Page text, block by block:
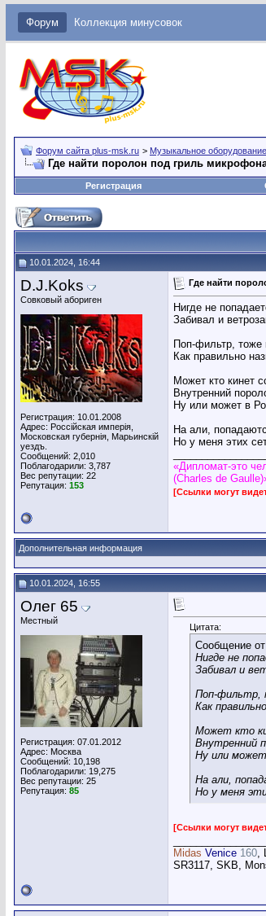
Форум Коллекция минусовок
Форум сайта plus-msk.ru > Музыкальное оборудование
Где найти поролон под гриль
Регистрация
10.01.2024, 16:44
D.J.Koks
Совковый абориген
Регистрация: 10.01.2008
Адрес: Россiйская имперiя,
Московская губернiя, Марьинскiй
уездъ.
Сообщений: 2,010
Поблагодарили: 3,787
Вес репутации: 22
Репутация: 153
Где найти
Нигде не
Забивал и
Поп-фильтр, тоже
Как правильно
Может кто кинет
Внутренний
Ну или может в
На али,
Но у меня этих
«Дипломат-это
(Charles de
[Ссылки могут
Дополнительная информация
10.01.2024, 16:55
Олег 65
Местный
Регистрация: 07.01.2012
Адрес: Москва
Сообщений: 10,198
Поблагодарили: 19,275
Вес репутации: 25
Репутация: 85
Цитата:
Сообщение от
Нигде не
Забивал и
Поп-фильтр,
Как
Может кто
Внутренний
Ну или
На али,
Но у меня
[Ссылки могут
Midas Venice 160,
SR3117, SKB,